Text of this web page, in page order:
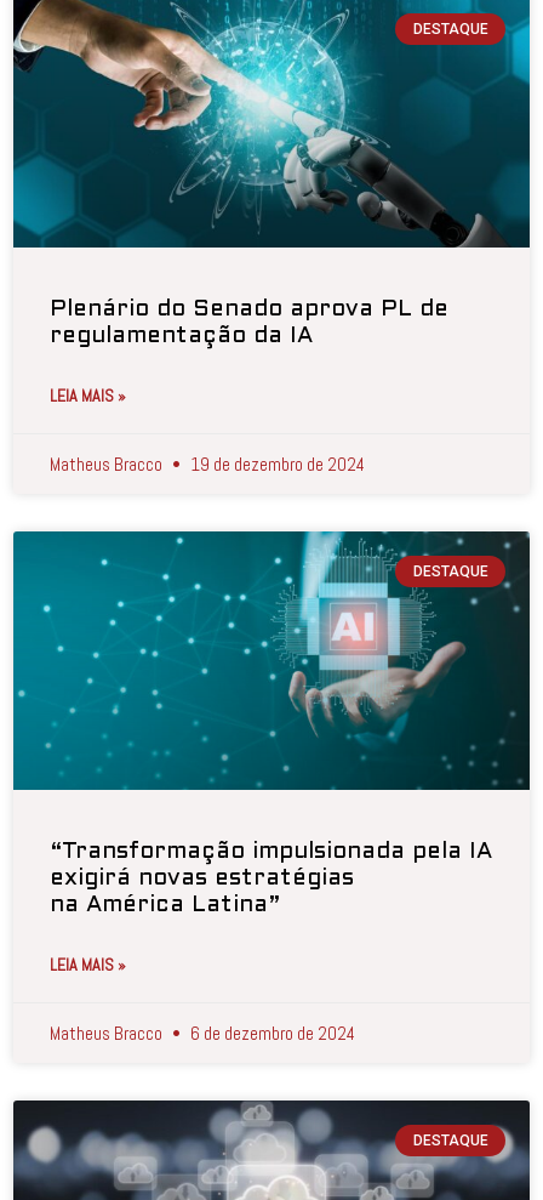
DESTAQUE
Plenário do Senado aprova PL de
regulamentação da IA
LEIA MAIS »
Matheus Bracco 19 de dezembro de 2024
DESTAQUE
“Transformação impulsionada pela IA
exigirá novas estratégias
na América Latina”
LEIA MAIS »
Matheus Bracco 6 de dezembro de 2024
DESTAQUE